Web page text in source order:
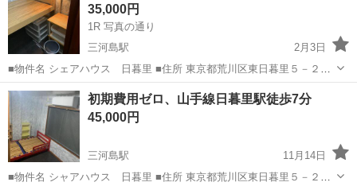
アハウスです。...35,000円
1R 写真の通り
三河島駅
2月3日
■物件名 シェアハウス 日暮里 ■住所 東京都荒川区東日暮里５－２２
－６ ■最寄駅 山手線 日暮里駅 徒歩７分 ■入居条件 3ヶ月以上居住 ※
家賃には水道光熱費・wifi代が含まれています。
東京 荒川区 三河島駅 シェアハウス 物件
初期費用ゼロ、山手線日暮里駅徒歩7分
45,000円
三河島駅
11月14日
■物件名 シャアハウス 日暮里 ■住所 東京都荒川区東日暮里５－２２